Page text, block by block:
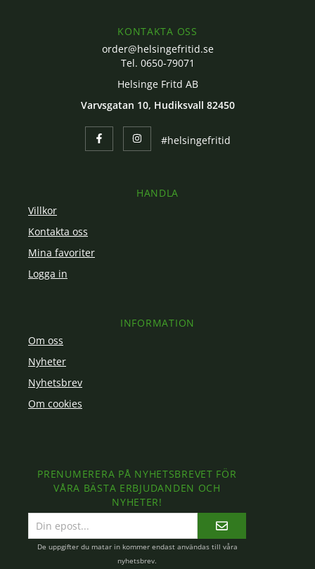
KONTAKTA OSS
order@helsingefritid.se
Tel. 0650-79071
Helsinge Fritd AB
Varvsgatan 10, Hudiksvall 82450
#helsingefritid
HANDLA
Villkor
Kontakta oss
Mina favoriter
Logga in
INFORMATION
Om oss
Nyheter
Nyhetsbrev
Om cookies
PRENUMERERA PÅ NYHETSBREVET FÖR
VÅRA BÄSTA ERBJUDANDEN OCH
NYHETER!
postadress
De uppgifter du matar in kommer endast användas till våra
nyhetsbrev.